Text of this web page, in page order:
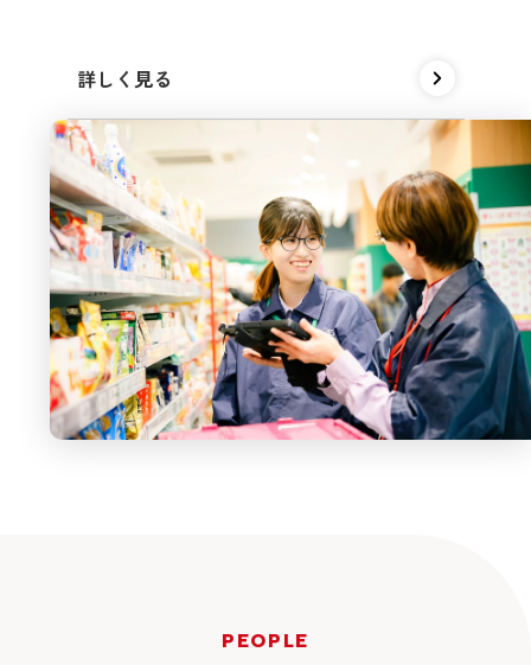
詳しく見る
P EOP LE